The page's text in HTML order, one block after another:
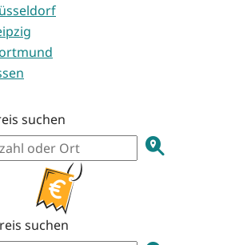
suchen
suchen